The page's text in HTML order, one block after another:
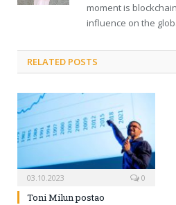
moment is
influence on the
RELATED POSTS
03.10.2023 0
Toni Milun postao